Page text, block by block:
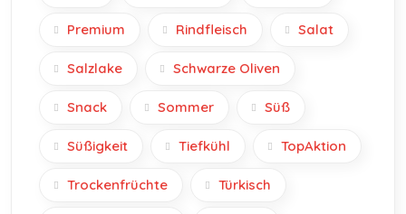
Premium Rindfleisch Salat
Salzlake Schwarze Oliven
Snack Sommer Süß
Süßigkeit Tiefkühl TopAktion
Trockenfrüchte Türkisch